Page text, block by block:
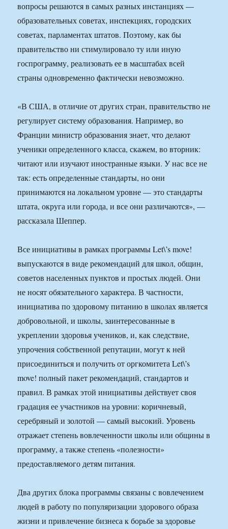
вопросы решаются в самых разных инстанциях —
образовательных советах, инспекциях, городских
советах, парламентах штатов. Поэтому, как бы
правительство ни стимулировало ту или иную
госпрограмму, реализовать ее в масштабах всей
страны одновременно фактически невозможно.
«В США, в отличие от других стран, правительство не
регулирует систему образования. Например, во
Франции министр образования знает, что делают
ученики определенного класса, скажем, во вторник:
читают или изучают иностранные языки. У нас все не
так: есть определенные стандарты, но они
принимаются на локальном уровне — это стандарты
штата, округа или города, и все они различаются», —
рассказала Шеппер.
Все инициативы в рамках программы Let\’s move!
выпускаются в виде рекомендаций для школ, общин,
советов населенных пунктов и простых людей. Они
не носят обязательного характера. В частности,
инициатива по здоровому питанию в школах является
добровольной, и школы, заинтересованные в
укреплении здоровья учеников, и, как следствие,
упрочения собственной репутации, могут к ней
присоединиться и получить от оргкомитета Let\’s
move! полный пакет рекомендаций, стандартов и
правил. В рамках этой инициативы действует своя
градация ее участников на уровни: коричневый,
серебряный и золотой — самый высокий. Уровень
отражает степень вовлеченности школы или общины в
программу, а также степень «полезности»
предоставляемого детям питания.
Два других блока программы связаны с вовлечением
людей в работу по популяризации здорового образа
жизни и привлечение бизнеса к борьбе за здоровье